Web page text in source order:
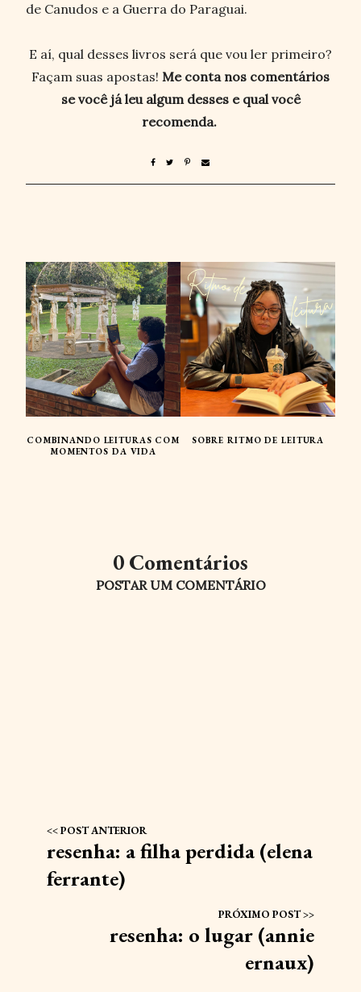
de Canudos e a Guerra do Paraguai.
E aí, qual desses livros será que vou ler primeiro?
Façam suas apostas! Me conta nos comentários
se você já leu algum desses e qual você
recomenda.
COMBINANDO LEITURAS COM
MOMENTOS DA VIDA
SOBRE RITMO DE LEITURA
0 Comentários
POSTAR UM COMENTÁRIO
resenha: a filha perdida (elena
ferrante)
resenha: o lugar (annie
ernaux)